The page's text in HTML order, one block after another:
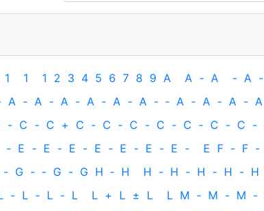
1 1 1 2 3 4 5 6 7 8 9 A A - A - A -
A - A - A - A - A - A - ‐ A - A - A - A
- C - C + C - C - C - C - C - C - C -
- E - E - E - E - E - E - E - E F - F -
- G - ‐ G - G H ‐ H H - H - H - H - H
- L - L - L L + L ± L L M - M - M -